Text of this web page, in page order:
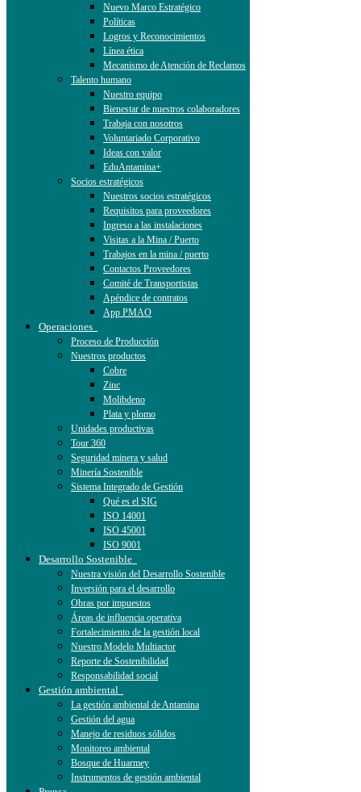
Nuevo Marco Estratégico
Políticas
Logros y Reconocimientos
Línea ética
Mecanismo de Atención de Reclamos
Talento humano
Nuestro equipo
Bienestar de nuestros colaboradores
Trabaja con nosotros
Voluntariado Corporativo
Ideas con valor
EduAntamina+
Socios estratégicos
Nuestros socios estratégicos
Requisitos para proveedores
Ingreso a las instalaciones
Visitas a la Mina / Puerto
Trabajos en la mina / puerto
Contactos Proveedores
Comité de Transportistas
Apéndice de contratos
App PMAO
Operaciones
Proceso de Producción
Nuestros productos
Cobre
Zinc
Molibdeno
Plata y plomo
Unidades productivas
Tour 360
Seguridad minera y salud
Minería Sostenible
Sistema Integrado de Gestión
Qué es el SIG
ISO 14001
ISO 45001
ISO 9001
Desarrollo Sostenible
Nuestra visión del Desarrollo Sostenible
Inversión para el desarrollo
Obras por impuestos
Áreas de influencia operativa
Fortalecimiento de la gestión local
Nuestro Modelo Multiactor
Reporte de Sostenibilidad
Responsabilidad social
Gestión ambiental
La gestión ambiental de Antamina
Gestión del agua
Manejo de residuos sólidos
Monitoreo ambiental
Bosque de Huarmey
Instrumentos de gestión ambiental